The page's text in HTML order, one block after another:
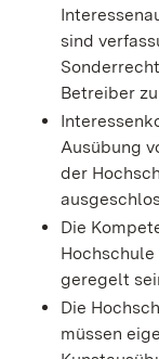
sind
Betreiber
Ausübung
der
Die
geregelt
Die
müssen